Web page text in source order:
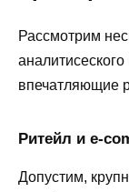
Рассмотрим
впечатляющие
Ритейл и e-
Допустим,